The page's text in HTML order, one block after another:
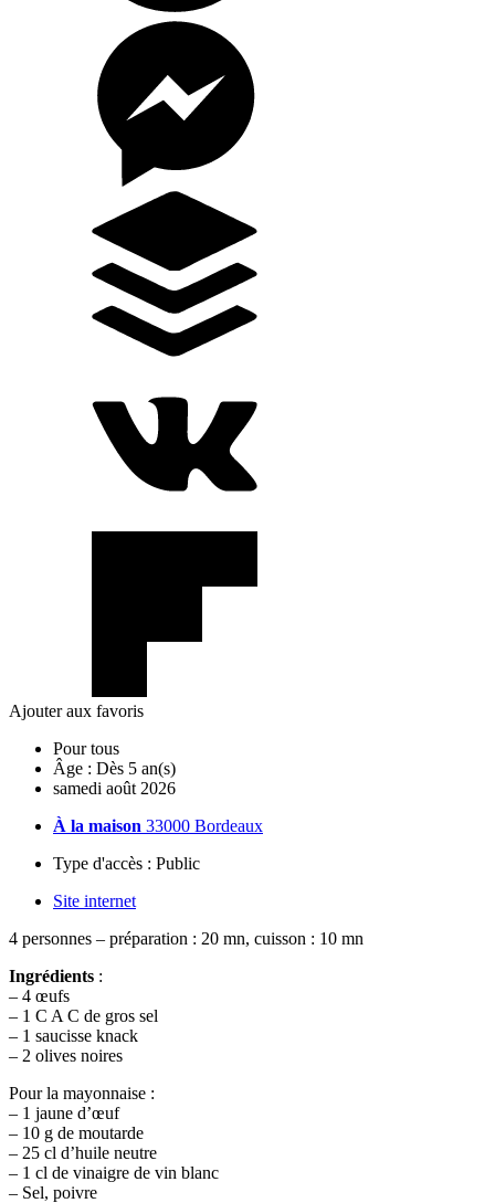
Ajouter aux favoris
Pour tous
Âge : Dès 5 an(s)
samedi août 2026
À la maison 33000 Bordeaux
Type d'accès : Public
Site internet
4 personnes – préparation : 20 mn, cuisson : 10 mn
Ingrédients :
– 4 œufs
– 1 C A C de gros sel
– 1 saucisse knack
– 2 olives noires
Pour la mayonnaise :
– 1 jaune d’œuf
– 10 g de moutarde
– 25 cl d’huile neutre
– 1 cl de vinaigre de vin blanc
– Sel, poivre